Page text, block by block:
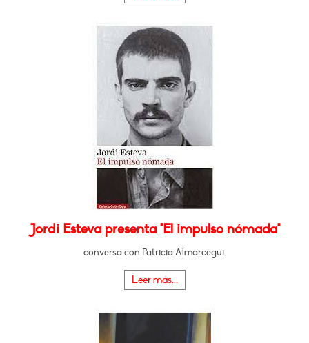
Jordi Esteva presenta "El impulso nómada"
conversa con Patricia Almarcegui.
Leer más...